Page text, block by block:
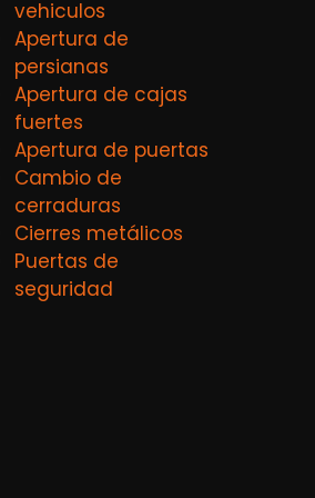
vehiculos
Apertura de
persianas
Apertura de cajas
fuertes
Apertura de puertas
Cambio de
cerraduras
Cierres metálicos
Puertas de
seguridad